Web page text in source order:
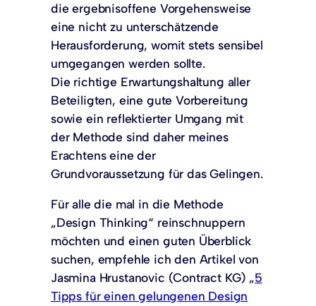
die ergebnisoffene Vorgehensweise
eine nicht zu unterschätzende
Herausforderung, womit stets sensibel
umgegangen werden sollte.
Die richtige Erwartungshaltung aller
Beteiligten, eine gute Vorbereitung
sowie ein reflektierter Umgang mit
der Methode sind daher meines
Erachtens eine der
Grundvoraussetzung für das Gelingen.
Für alle die mal in die Methode
„Design Thinking“ reinschnuppern
möchten und einen guten Überblick
suchen, empfehle ich den Artikel von
Jasmina Hrustanovic (Contract KG) „5
Tipps für einen gelungenen Design